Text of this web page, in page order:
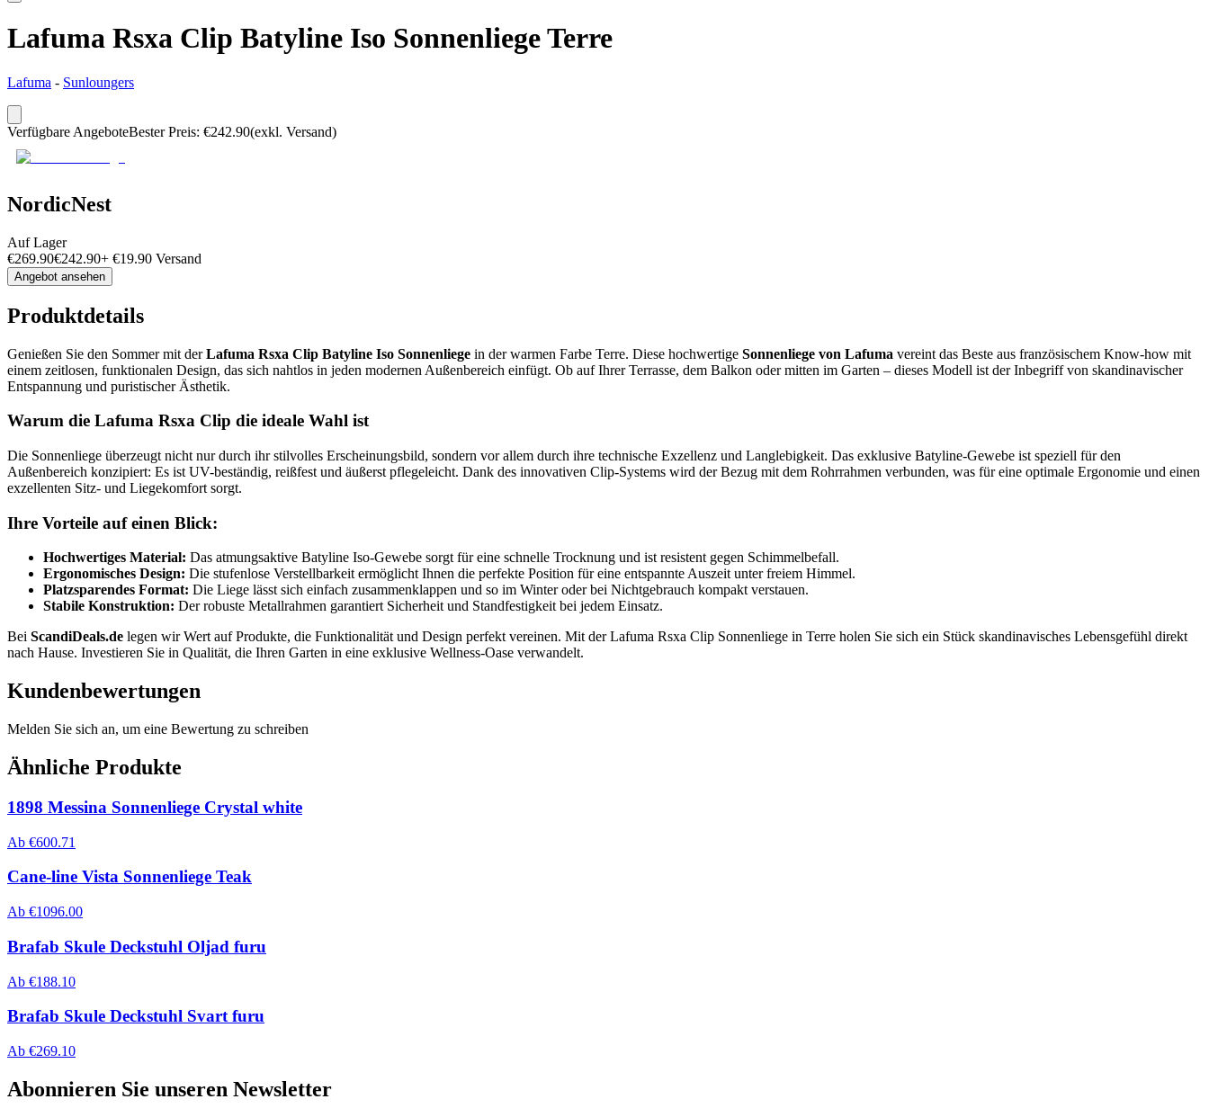
Lafuma Rsxa Clip Batyline Iso Sonnenliege Terre
Lafuma - Sunloungers
Verfügbare AngeboteBester Preis: €242.90(exkl. Versand)
NordicNest
Auf Lager
€269.90€242.90+ €19.90 Versand
Angebot ansehen
Produktdetails
Genießen Sie den Sommer mit derLafuma Rsxa Clip Batyline Iso Sonnenliege in der warmen Farbe Terre. Diese hochwertige Sonnenliege von Lafuma vereint das Beste aus französischem Know-how mit
einem zeitlosen, funktionalen Design, das sich nahtlos in jeden modernen Außenbereich einfügt. Ob auf Ihrer Terrasse, dem Balkon oder mitten im Garten – dieses Modell ist der Inbegriff von skandinavischer
Entspannung und puristischer Ästhetik.
Warum die Lafuma Rsxa Clip die ideale Wahl ist
Die Sonnenliege überzeugt nicht nur durch ihr stilvolles Erscheinungsbild, sondern vor allem durch ihre technische Exzellenz und Langlebigkeit. Das exklusive Batyline-Gewebe ist speziell für den
Außenbereich konzipiert: Es ist UV-beständig, reißfest und äußerst pflegeleicht. Dank des innovativen Clip-Systems wird der Bezug mit dem Rohrrahmen verbunden, was für eine optimale Ergonomie und einen
exzellenten Sitz- und Liegekomfort sorgt.
Ihre Vorteile auf einen Blick:
Hochwertiges Material: Das atmungsaktive Batyline Iso-Gewebe sorgt für eine schnelle Trocknung und ist resistent gegen Schimmelbefall.
Ergonomisches Design: Die stufenlose Verstellbarkeit ermöglicht Ihnen die perfekte Position für eine entspannte Auszeit unter freiem Himmel.
Platzsparendes Format: Die Liege lässt sich einfach zusammenklappen und so im Winter oder bei Nichtgebrauch kompakt verstauen.
Stabile Konstruktion: Der robuste Metallrahmen garantiert Sicherheit und Standfestigkeit bei jedem Einsatz.
Bei ScandiDeals.de legen wir Wert auf Produkte, die Funktionalität und Design perfekt vereinen. Mit der Lafuma Rsxa Clip Sonnenliege in Terre holen Sie sich ein Stück skandinavisches Lebensgefühl direkt
nach Hause. Investieren Sie in Qualität, die Ihren Garten in eine exklusive Wellness-Oase verwandelt.
Kundenbewertungen
Melden Sie sich an, um eine Bewertung zu schreiben
Ähnliche Produkte
1898 Messina Sonnenliege Crystal white
Ab €600.71
Cane-line Vista Sonnenliege Teak
Ab €1096.00
Brafab Skule Deckstuhl Oljad furu
Ab €188.10
Brafab Skule Deckstuhl Svart furu
Ab €269.10
Abonnieren Sie unseren Newsletter